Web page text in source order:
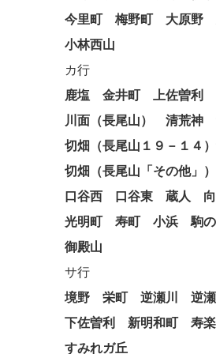
今里町
梅野町 大原野
小林西山
カ行
鹿塩
金井町 上佐曽利
川面（長尾山）
清荒神
切畑（長尾山１９－１４
切畑（長尾山「その他」）
口谷西
口谷東 蔵人
光明町
寿町 小浜 駒
御殿山
サ行
境野
栄町 逆瀬川 逆
下佐曽利
新明和町 寿
すみれガ丘